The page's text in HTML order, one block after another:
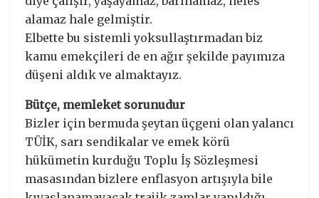
alamaz hale gelmiştir.
Elbette bu sistemli yoksullaştırmadan biz
kamu emekçileri de en ağır şekilde payımıza
düşeni aldık ve almaktayız.
Bütçe, memleket sorunudur
Bizler için bermuda şeytan üçgeni olan yalancı
TÜİK, sarı sendikalar ve emek körü
hükümetin kurduğu Toplu İş Sözleşmesi
masasından bizlere enflasyon artışıyla bile